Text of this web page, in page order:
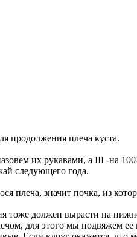
продолжения плеча куста.
их рукавами, а III -на
следующего года.
значит почка, из
тоже должен вырасти на
для этого мы подвяжем